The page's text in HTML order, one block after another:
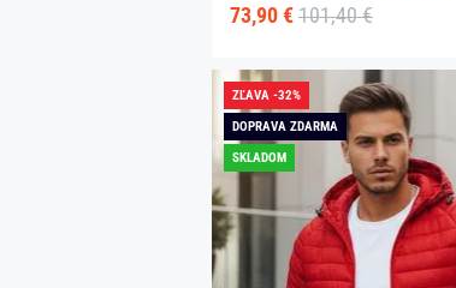
73,90 € 101,40 €
ZĽAVA -32%
DOPRAVA ZDARMA
SKLADOM